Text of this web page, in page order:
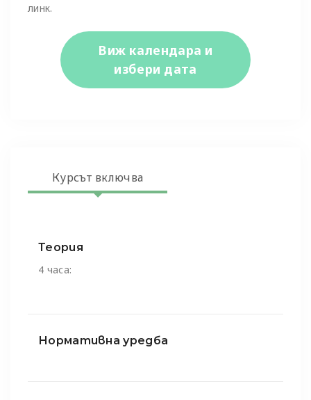
линк.
Виж календара и
избери дата
Курсът включва
Теория
4 часа:
Нормативна уредба